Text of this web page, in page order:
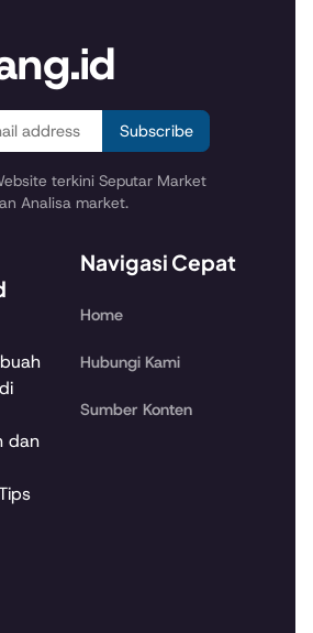
Subscribe
terkini Seputar Market
Analisa market.
dan
Navigasi Cepat
Home
Hubungi Kami
Sumber Konten